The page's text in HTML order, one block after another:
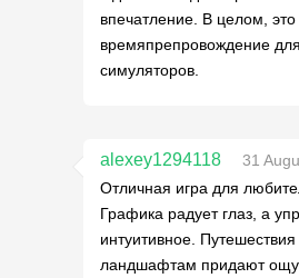
впечатление. В целом,
времяпрепровождение
симуляторов.
alexey1294118
31
Отличная игра для
Графика радует глаз, а
интуитивное.
ландшафтам придают